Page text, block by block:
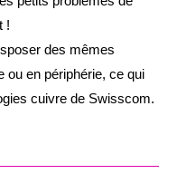
!
des mêmes
ou en périphérie, ce qui
cuivre de Swisscom.